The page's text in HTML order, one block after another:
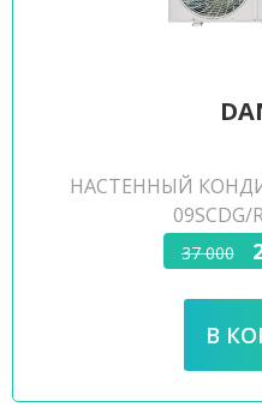
НАСТЕННЫЙ
09SCDG/
37 000